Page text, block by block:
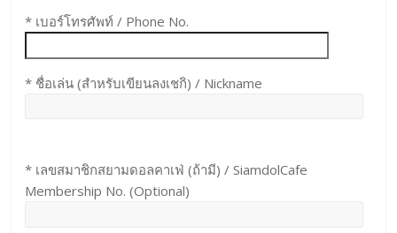
* เบอร์โทรศัพท์ / Phone No.
* ชื่อเล่น (สำหรับเขียนลงเชกิ) / Nickname
* เลขสมาชิกสยามดอลคาเฟ่ (ถ้ามี) / SiamdolCafe
Membership No. (Optional)